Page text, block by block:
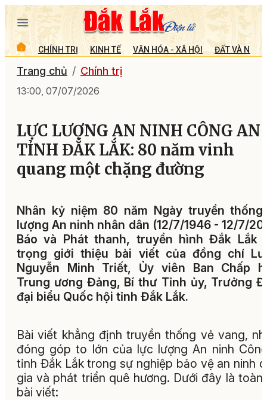
CHÍNH TRỊ KINH TẾ VĂN HÓA - XÃ HỘI ĐẤT VÀ
Trang chủ Chính trị
13:00, 07/07/2026
LỰC LƯỢNG AN NINH CÔNG AN
TỈNH ĐẮK LẮK: 80 năm vinh
quang một chặng đường
Nhân kỷ niệm 80 năm Ngày truyền
lượng An ninh nhân dân (12/7/1946 - 12/7/
Báo và Phát thanh, truyền hình Đắk Lắk
trọng giới thiệu bài viết của đồng chí
Nguyễn Minh Triết, Ủy viên Ban Chấp
Trung ương Đảng, Bí thư Tỉnh ủy, Trưởng
đại biểu Quốc hội tỉnh Đắk Lắk.
Bài viết khẳng định truyền thống vẻ vang,
đóng góp to lớn của lực lượng An ninh
tỉnh Đắk Lắk trong sự nghiệp bảo vệ an ninh
gia và phát triển quê hương. Dưới đây là toàn
bài viết: